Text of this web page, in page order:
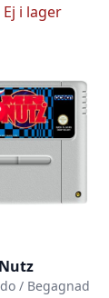
Ej i lager
/ Begagnad